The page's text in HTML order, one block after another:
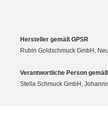
Hersteller gemäß GPSR
Rubin Goldschmuck GmbH,
Verantwortliche Person
Stella Schmuck GmbH,